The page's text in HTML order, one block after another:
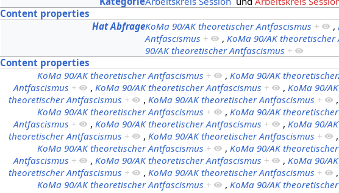
Content properties
Hat AbfrageKoMa 90/AK theoretischer Antfascismus + ,
Antfascismus + , KoMa 90/AK theoretischer
90/AK theoretischer Antfascismus +
Content properties
KoMa 90/AK theoretischer Antfascismus + , KoMa 90/AK theoretischer
Antfascismus + , KoMa 90/AK theoretischer Antfascismus + , KoMa 90/AK
theoretischer Antfascismus + , KoMa 90/AK theoretischer Antfascismus +
,
KoMa 90/AK theoretischer Antfascismus + , KoMa 90/AK theoretischer
Antfascismus + , KoMa 90/AK theoretischer Antfascismus + , KoMa 90/AK
theoretischer Antfascismus + , KoMa 90/AK theoretischer Antfascismus +
,
KoMa 90/AK theoretischer Antfascismus + , KoMa 90/AK theoretischer
Antfascismus + , KoMa 90/AK theoretischer Antfascismus + , KoMa 90/AK
theoretischer Antfascismus + , KoMa 90/AK theoretischer Antfascismus +
,
KoMa 90/AK theoretischer Antfascismus + , KoMa 90/AK theoretischer